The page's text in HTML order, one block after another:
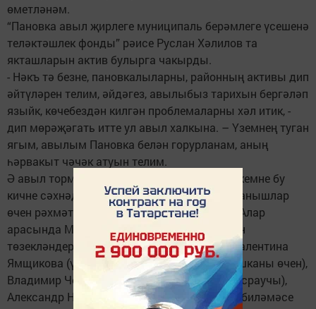
өметләнәм.
“Пановка авыл җирлеге муниципаль берәмлеге үсешенә
теләктәшлек фонды” рәисе Руслан Хәлилов та
якташларын актив булырга чакырды.
- Нәкъ тә безне, пановкалыларны, районның активы дип
әйтүләрен телим, әйдәгез, авылыбыз тарихын бергәләп
языйк, көчебездән килгән проблемаларны хәл итик, -
дип мөрәҗәгать итте ул авыл халкына. – Үземнең туган
ягым, авылым Пановка белән горурланам, аның
һәрвакыт чәчәк атуын телим.
Ә авыл тормышына үз өлешен керткән һәркемне бу
кичне сәхнәдә төрле өлкәдә ирешелгән казанышлар
өчен рәхмәт хатлары белән бүләкләделәр. Алар
арасында Марат Насыйбуллин (зират юлын
төзекләндерүдә актив катнашканы өчен), Валентина
Ямщикова (үзешчән сәнгатьтә актив катнашканы өчен),
Владимир Чернов (ул авылда иң күп сыер асраучы),
Александр Новиков (авылда иң матур йорт биләмәсе